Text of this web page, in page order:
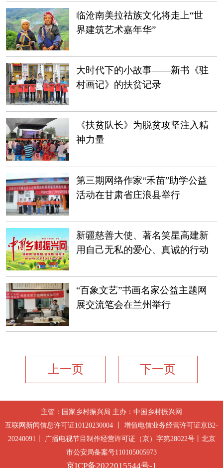
临沧南美拉祜族文化将走上“世
界建筑艺术嘉年华”
大时代下的小故事——新书《驻
村画记》的扶贫记录
《扶贫队长》为脱贫攻坚注入精
神力量
第三期网络作家“禾苗”助学公益
活动在甘肃省庄浪县举行
新疆慈善大使、著名笑星高建新
用自己无私的爱心、真诚的行动
“百象文艺”书画名家公益主题网
展交流笔会在兰州举行
上一页 下一页
主管：国家乡村振兴局 主办：中国乡村振兴网
互联网新闻信息许可证10120230004 丨 增值电信业务经营许可证京B2-
20240091丨 广播电视节目制作经营许可证（京）字第28022号丨北京
市公安局备案号110105005973
京ICP备2022015544号-1